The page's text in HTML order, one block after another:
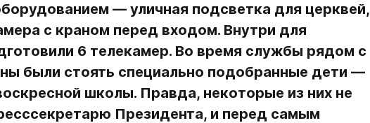
— уличная подсветка для церквей,
с краном перед входом. Внутри для
6 телекамер. Во время службы рядом с
были стоять специально подобранные дети —
школы. Правда, некоторые из них не
Президента, и перед самым